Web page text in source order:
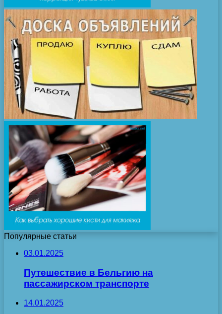
Популярные статьи
03.01.2025
Путешествие в Бельгию на
пассажирском транспорте
14.01.2025